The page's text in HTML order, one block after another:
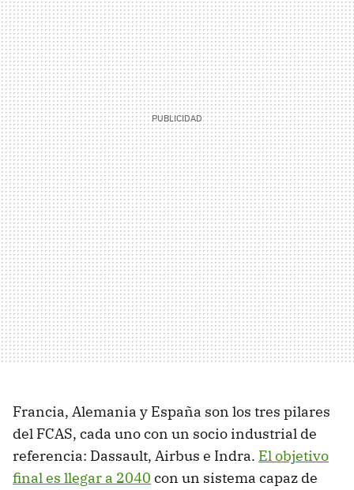
Francia, Alemania y España son los tres pilares
del FCAS, cada uno con un socio industrial de
referencia: Dassault, Airbus e Indra. El objetivo
final es llegar a 2040 con un sistema capaz de